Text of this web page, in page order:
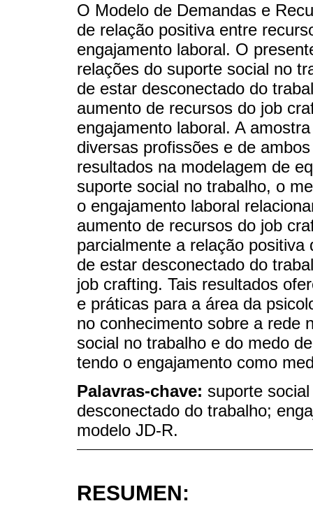
O Modelo de Demandas e
de relação positiva entre
engajamento laboral. O
relações do suporte social no
de estar desconectado do
aumento de recursos do job
engajamento laboral. A
diversas profissões e de
resultados na modelagem de
suporte social no trabalho, o
o engajamento laboral
aumento de recursos do job
parcialmente a relação
de estar desconectado do
job crafting. Tais resultados
e práticas para a área da
no conhecimento sobre a rede
social no trabalho e do medo
tendo o engajamento como
Palavras-chave: suporte
desconectado do trabalho;
modelo JD-R.
RESUMEN: